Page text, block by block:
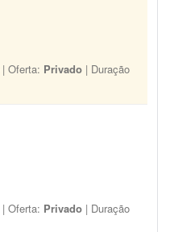
| Oferta: Privado | Duração
| Oferta: Privado | Duração